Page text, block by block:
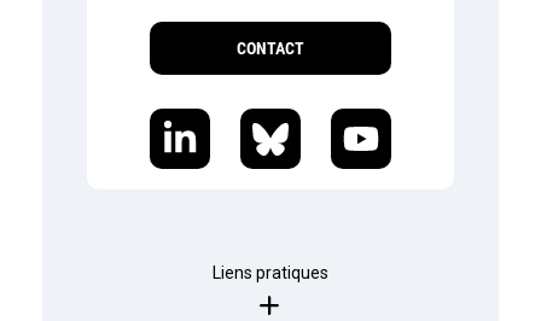
CONTACT
Liens pratiques